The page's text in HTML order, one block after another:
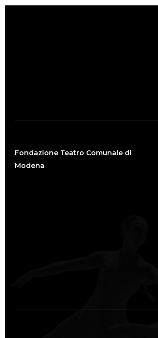
Fondazione Teatro Comunale di
Modena